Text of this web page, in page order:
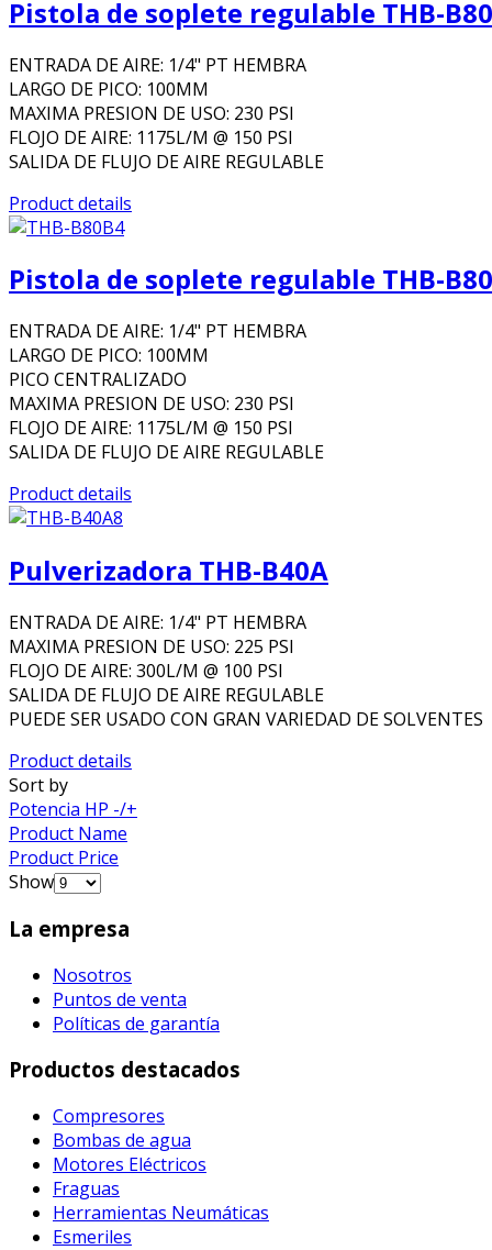
Pistola de soplete regulable THB-B80
ENTRADA DE AIRE: 1/4" PT HEMBRA
LARGO DE PICO: 100MM
MAXIMA PRESION DE USO: 230 PSI
FLOJO DE AIRE: 1175L/M @ 150 PSI
SALIDA DE FLUJO DE AIRE REGULABLE
Product details
Pistola de soplete regulable THB-
ENTRADA DE AIRE: 1/4" PT HEMBRA
LARGO DE PICO: 100MM
PICO CENTRALIZADO
MAXIMA PRESION DE USO: 230 PSI
FLOJO DE AIRE: 1175L/M @ 150 PSI
SALIDA DE FLUJO DE AIRE REGULABLE
Product details
Pulverizadora THB-B40A
ENTRADA DE AIRE: 1/4" PT HEMBRA
MAXIMA PRESION DE USO: 225 PSI
FLOJO DE AIRE: 300L/M @ 100 PSI
SALIDA DE FLUJO DE AIRE REGULABLE
PUEDE SER USADO CON GRAN VARIEDAD DE SOLVENTES
Product details
Sort by
Potencia HP -/+
Product Name
Product Price
Show
La empresa
Nosotros
Puntos de venta
Políticas de garantía
Productos destacados
Compresores
Bombas de agua
Motores Eléctricos
Fraguas
Herramientas Neumáticas
Esmeriles